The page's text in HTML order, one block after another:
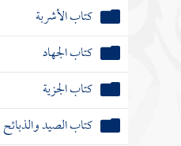
كتاب الأشربة
كتاب الجهاد
كتاب الجزية
كتاب الصيد والذبائح